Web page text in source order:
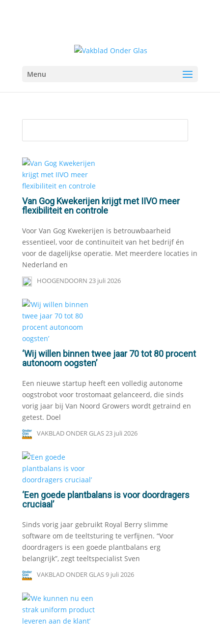
Menu
Van Gog Kwekerijen krijgt met IIVO meer
flexibiliteit en controle
Voor Van Gog Kwekerijen is betrouwbaarheid
essentieel, voor de continuïteit van het bedrijf én
voor de dagelijkse operatie. Met meerdere locaties in
Nederland en
HOOGENDOORN 23 juli 2026
‘Wij willen binnen twee jaar 70 tot 80 procent
autonoom oogsten’
Een nieuwe startup heeft een volledig autonome
oogstrobot voor trostomaat gelanceerd, die sinds
vorig jaar bij Van Noord Growers wordt getraind en
getest. Doel
VAKBLAD ONDER GLAS23 juli 2026
‘Een goede plantbalans is voor doordragers
cruciaal’
Sinds vorig jaar gebruikt Royal Berry slimme
software om de teeltsturing te verfijnen. “Voor
doordragers is een goede plantbalans erg
belangrijk”, zegt teeltspecialist Sven
VAKBLAD ONDER GLAS9 juli 2026